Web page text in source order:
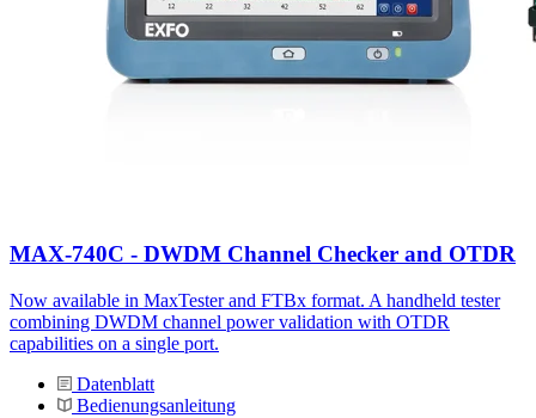
MAX-740C - DWDM Channel Checker and OTDR
Now available in MaxTester and FTBx format. A handheld tester
combining DWDM channel power validation with OTDR
capabilities on a single port.
Datenblatt
Bedienungsanleitung